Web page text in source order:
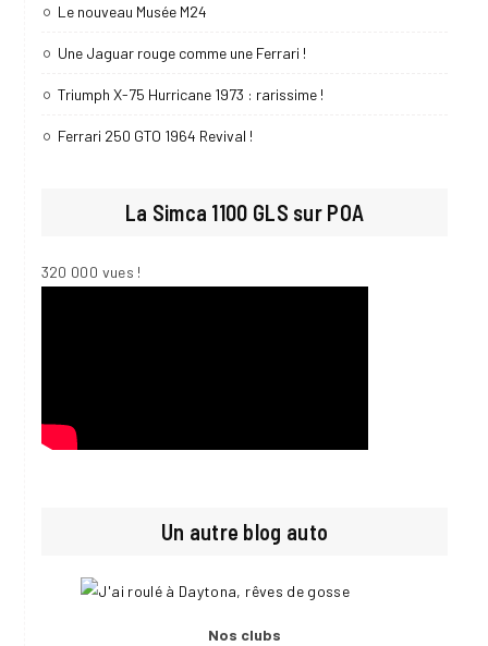
Le nouveau Musée M24
Une Jaguar rouge comme une Ferrari !
Triumph X-75 Hurricane 1973 : rarissime !
Ferrari 250 GTO 1964 Revival !
La Simca 1100 GLS sur POA
320 000 vues !
Un autre blog auto
Nos clubs